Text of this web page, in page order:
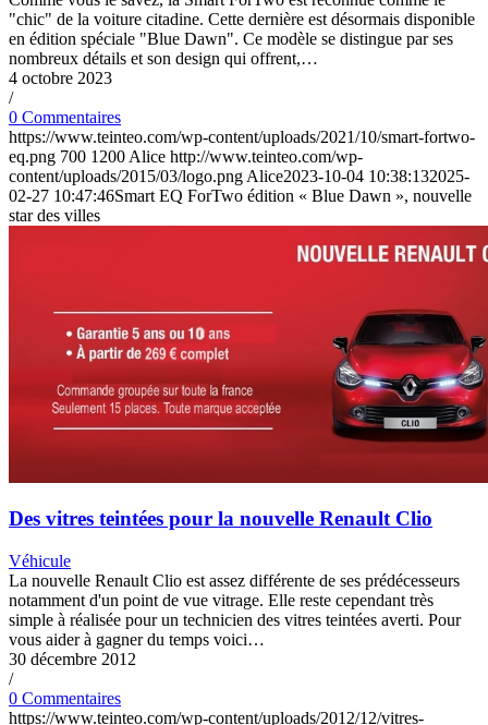
"chic" de la voiture citadine. Cette dernière est désormais disponible
en édition spéciale "Blue Dawn". Ce modèle se distingue par ses
nombreux détails et son design qui offrent,…
4 octobre 2023
/
0 Commentaires
https://www.teinteo.com/wp-content/uploads/2021/10/smart-fortwo-
eq.png 700 1200 Alice http://www.teinteo.com/wp-
content/uploads/2015/03/logo.png Alice2023-10-04 10:38:132025-
02-27 10:47:46Smart EQ ForTwo édition « Blue Dawn », nouvelle
star des villes
Des vitres teintées pour la nouvelle Renault Clio
Véhicule
La nouvelle Renault Clio est assez différente de ses prédécesseurs
notamment d'un point de vue vitrage. Elle reste cependant très
simple à réalisée pour un technicien des vitres teintées averti. Pour
vous aider à gagner du temps voici…
30 décembre 2012
/
0 Commentaires
https://www.teinteo.com/wp-content/uploads/2012/12/vitres-